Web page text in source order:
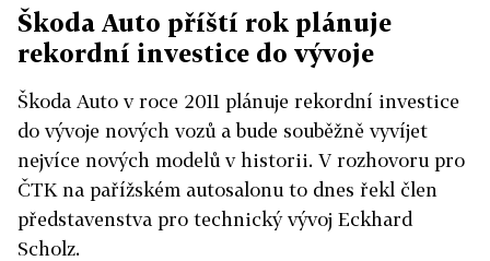
Škoda Auto příští rok plánuje
rekordní investice do vývoje
Škoda Auto v roce 2011 plánuje rekordní investice
do vývoje nových vozů a bude souběžně vyvíjet
nejvíce nových modelů v historii. V rozhovoru pro
ČTK na pařížském autosalonu to dnes řekl člen
představenstva pro technický vývoj Eckhard
Scholz.